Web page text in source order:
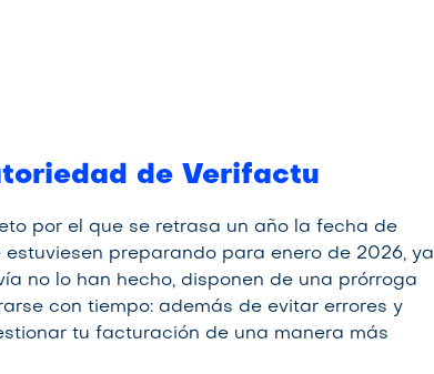
de Verifactu
por el que se retrasa un año la fecha de
preparando para enero de 2026, ya
no lo han hecho, disponen de una prórroga
con tiempo: además de evitar errores y
tu facturación de una manera más